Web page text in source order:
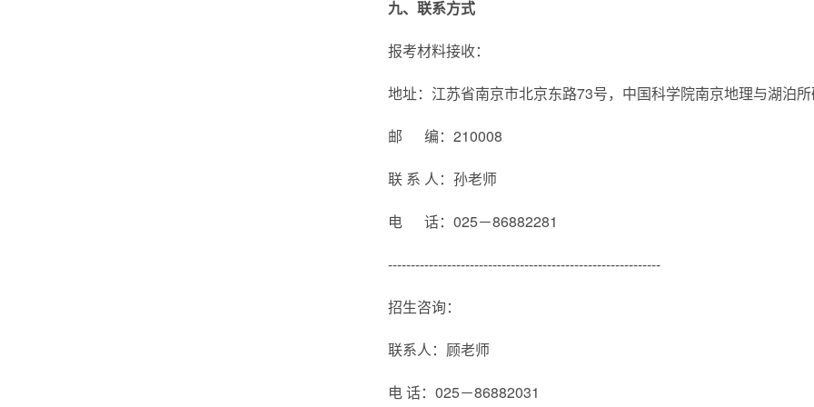
九、联系方式
报考材料接收：
地址：江苏省南京市北京东路73号，中国科学院南京地理与湖泊
邮 编：210008
联 系 人：孙老师
电 话：025－86882281
------------------------------------------------------------
招生咨询：
联系人： 顾老师
电 话：025－86882031